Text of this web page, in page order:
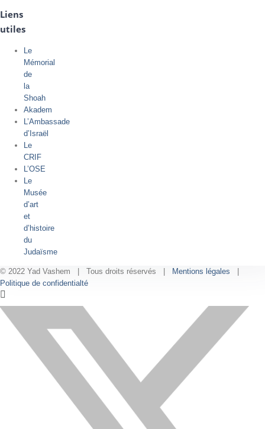
Liens
utiles
Le
Mémorial
de
la
Shoah
Akadem
L’Ambassade
d’Israël
Le
CRIF
L’OSE
Le
Musée
d’art
et
d’histoire
du
Judaïsme
© 2022 Yad Vashem | Tous droits réservés | Mentions légales |
Politique de confidentialté
X